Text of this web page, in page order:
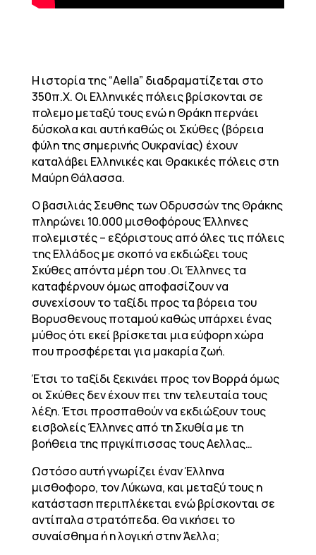
Η ιστορία της “Aella” διαδραματίζεται στο
350π.Χ. Οι Ελληνικές πόλεις βρίσκονται σε
πολεμο μεταξύ τους ενώ η Θράκη περνάει
δύσκολα και αυτή καθώς οι Σκύθες (βόρεια
φύλη της σημερινής Ουκρανίας) έχουν
καταλάβει Ελληνικές και Θρακικές πόλεις στη
Μαύρη Θάλασσα.
Ο βασιλιάς Σευθης των Οδρυσσών της Θράκης
πληρώνει 10.000 μισθοφόρους Έλληνες
πολεμιστές – εξόριστους από όλες τις πόλεις
της Ελλάδος με σκοπό να εκδιώξει τους
Σκύθες απόντα μέρη του .Οι Έλληνες τα
καταφέρνουν όμως αποφασίζουν να
συνεχίσουν το ταξίδι προς τα βόρεια του
Βορυσθενους ποταμού καθώς υπάρχει ένας
μύθος ότι εκεί βρίσκεται μια εύφορη χώρα
που προσφέρεται για μακαρία ζωή.
Έτσι το ταξίδι ξεκινάει προς τον Βορρά όμως
οι Σκύθες δεν έχουν πει την τελευταία τους
λέξη. Έτσι προσπαθούν να εκδιώξουν τους
εισβολείς Έλληνες από τη Σκυθία με τη
βοήθεια της πριγκίπισσας τους Αελλας…
Ωστόσο αυτή γνωρίζει έναν Έλληνα
μισθοφορο, τον Λύκωνα, και μεταξύ τους η
κατάσταση περιπλέκεται ενώ βρίσκονται σε
αντίπαλα στρατόπεδα. Θα νικήσει το
συναίσθημα ή η λογική στην Άελλα;